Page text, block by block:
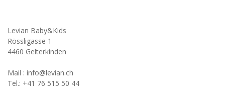
Levian Baby&Kids
Rössligasse 1
4460 Gelterkinden
Mail : info@levian.ch
Tel.: +41 76 515 50 44